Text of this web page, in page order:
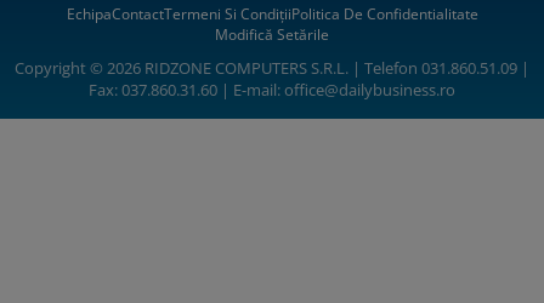
EchipaContactTermeni Si CondițiiPolitica De Confidentialitate
Modifică Setările
Copyright © 2026 RIDZONE COMPUTERS S.R.L. | Telefon 031.860.51.09 |
Fax: 037.860.31.60 | E-mail:office@dailybusiness.ro